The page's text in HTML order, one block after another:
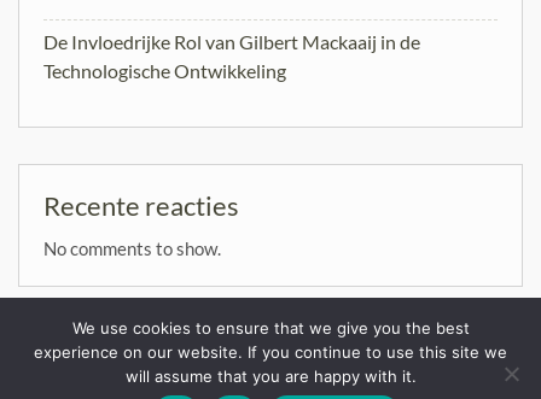
De Invloedrijke Rol van Gilbert Mackaaij in de
Technologische Ontwikkeling
Recente reacties
No comments to show.
Copyright. All rights reserved.
We use cookies to ensure that we give you the best
experience on our website. If you continue to use this site we
will assume that you are happy with it.